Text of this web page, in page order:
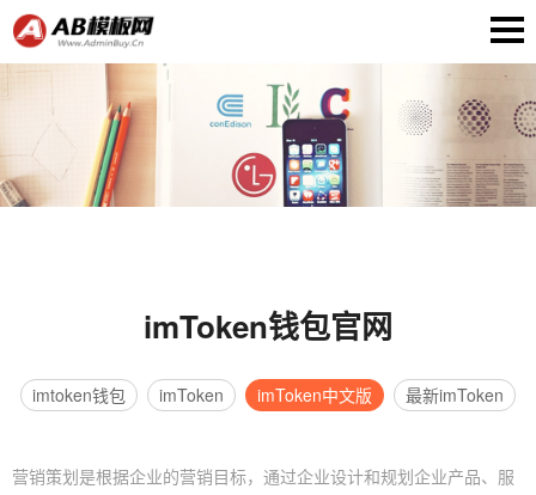
imToken钱包官网
imtoken钱包 imToken imToken中文版 最新imToken
营销策划是根据企业的营销目标，通过企业设计和规划企业产品、服